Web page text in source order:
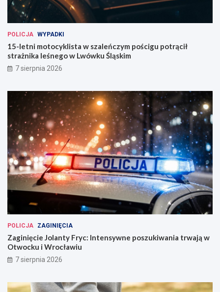
POLICJA WYPADKI
15-letni motocyklista w szaleńczym pościgu potrącił
strażnika leśnego w Lwówku Śląskim
7 sierpnia 2026
POLICJA ZAGINIĘCIA
Zaginięcie Jolanty Fryc: Intensywne poszukiwania trwają w
Otwocku i Wrocławiu
7 sierpnia 2026